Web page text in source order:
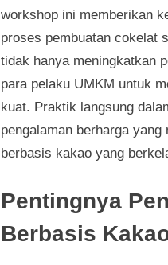
workshop ini memberikan
proses pembuatan cokelat
tidak hanya meningkatkan
para pelaku UMKM untuk
kuat. Praktik langsung
pengalaman berharga
berbasis kakao yang
Pentingnya
Berbasis